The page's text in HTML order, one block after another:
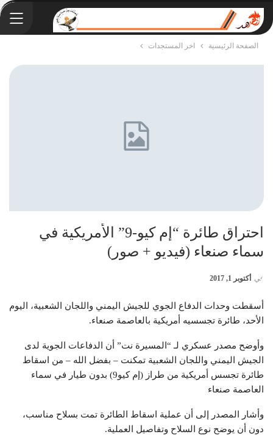
الصفحة الرئيسية اخر المستجدات
احتراق طائرة “إم كيو-9” الأمريكية في
سماء صنعاء (فيديو + صور)
في أكتوبر 1, 2017
أسقطت وحدات الدفاع الجوي للجيش اليمني واللجان الشعبية، اليوم
الأحد، طائرة تجسسيه أمريكية بالعاصمة صنعاء.
وأوضح مصدر عسكري لـ “المسيرة نت” أن الدفاعات الجوية لدى
الجيش اليمني واللجان الشعبية تمكنت – بفضل الله – من اسقاط
طائرة تجسس أمريكية من طراز (إم كيو9) بدون طيار في سماء
العاصمة صنعاء
وأشار المصدر إلى أن عملية اسقاط الطائرة تمت بسلاح مناسب،
دون أن يوضح نوع السلاح وتفاصيل العملية.